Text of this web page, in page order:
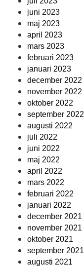
juni 2023
maj 2023
april 2023
mars 2023
februari 2023
januari 2023
december 2022
november 2022
oktober 2022
september 2022
augusti 2022
juli 2022
juni 2022
maj 2022
april 2022
mars 2022
februari 2022
januari 2022
december 2021
november 2021
oktober 2021
september 2021
augusti 2021